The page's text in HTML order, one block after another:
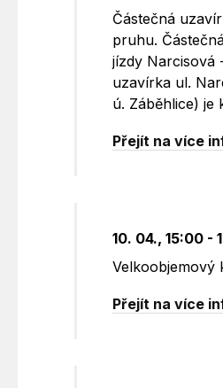
Částečná
pruhu.
jízdy Narcisová
uzavírka ul.
ú. Záběhlice) je
Přejít na více
10. 04., 15:00 -
Velkoobjemový
Přejít na více